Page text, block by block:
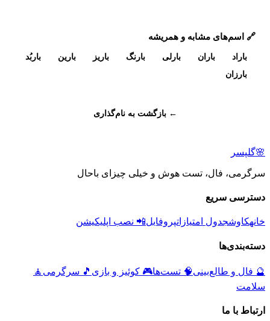
🔗 اسم‌های مشابه و همریشه
باراد باران بارلی بارنگ باریز بارین
باربُد
بارزان
← بازگشت به نام‌گذاری
🌸گلپسر
سرگرمی، فال، تست هوش و خیلی چیزای باحال
دسترسی سریع
خانهکاوشجدول امتیازاتپروفایل📲 نصب اپلیکیشن
دسته‌بندی‌ها
🔮 فال و طالع‌بینی🧠 تست‌ها🎮 کوئیز و بازی 🎵 سرگرمی 🧘
سلامت
ارتباط با ما